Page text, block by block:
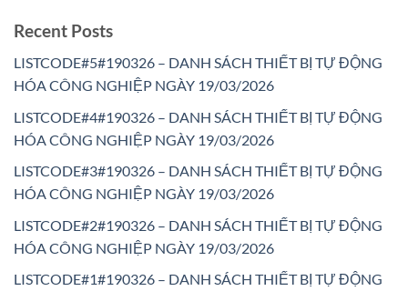
Recent Posts
LISTCODE#5#190326 – DANH SÁCH THIẾT BỊ TỰ ĐỘNG
HÓA CÔNG NGHIỆP NGÀY 19/03/2026
LISTCODE#4#190326 – DANH SÁCH THIẾT BỊ TỰ ĐỘNG
HÓA CÔNG NGHIỆP NGÀY 19/03/2026
LISTCODE#3#190326 – DANH SÁCH THIẾT BỊ TỰ ĐỘNG
HÓA CÔNG NGHIỆP NGÀY 19/03/2026
LISTCODE#2#190326 – DANH SÁCH THIẾT BỊ TỰ ĐỘNG
HÓA CÔNG NGHIỆP NGÀY 19/03/2026
LISTCODE#1#190326 – DANH SÁCH THIẾT BỊ TỰ ĐỘNG